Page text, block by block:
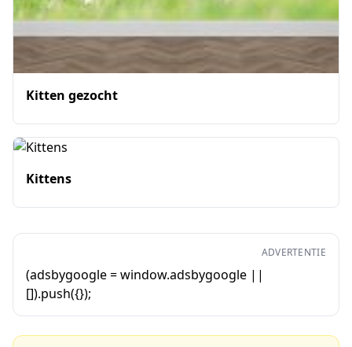
Kitten gezocht
Kittens
ADVERTENTIE
(adsbygoogle = window.adsbygoogle ||
[]).push({});